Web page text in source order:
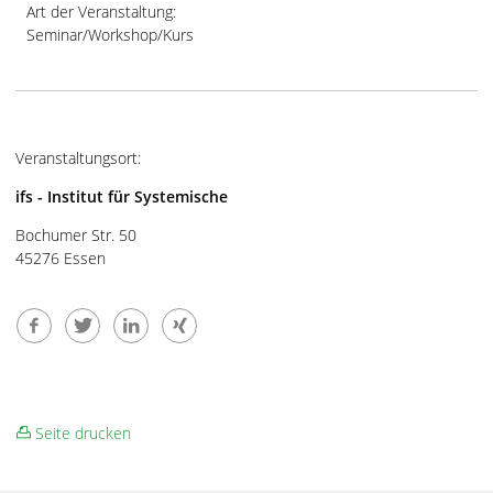
Art der Veranstaltung:
Seminar/Workshop/Kurs
Veranstaltungsort:
ifs - Institut für Systemische
Bochumer Str. 50
45276 Essen
Seite drucken